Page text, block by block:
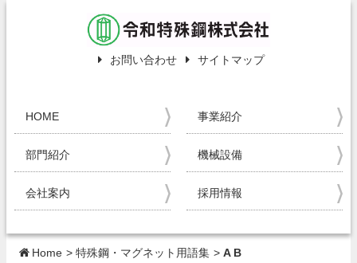
お問い合わせ サイトマップ
HOME 事業紹介
部門紹介 機械設備
会社案内 採用情報
Home > 特殊鋼・マグネット用語集 > A B